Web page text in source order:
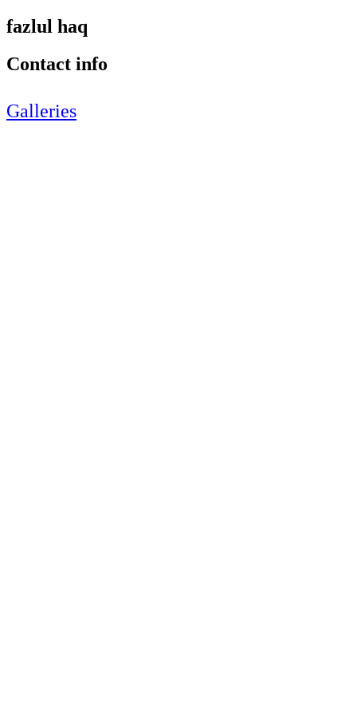
fazlul haq
Contact info
Galleries